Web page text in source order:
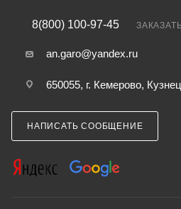
8(800) 100-97-45
an.garo@yandex.ru
650055, г. Кемерово,
НАПИСАТЬ СООБЩЕНИЕ